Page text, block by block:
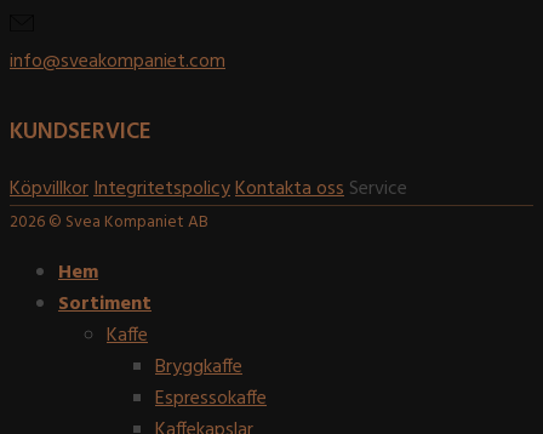
info@sveakompaniet.com
KUNDSERVICE
KöpvillkorIntegritetspolicyKontakta ossService
2026 © Svea Kompaniet AB
Hem
Sortiment
Kaffe
Bryggkaffe
Espressokaffe